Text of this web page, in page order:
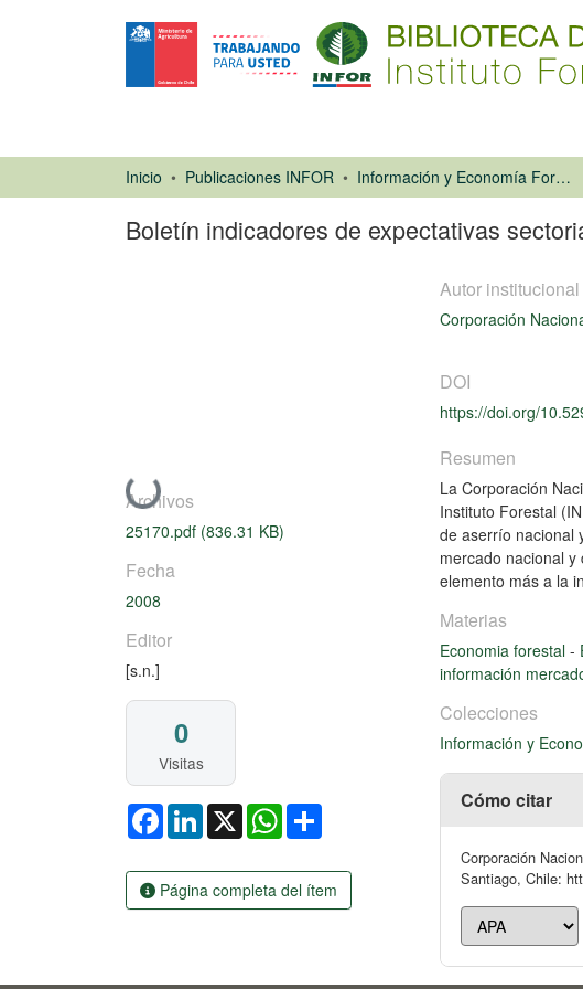
Inicio Publicaciones INFOR Información y Economía Forestal
Boletín indicadores de expectativas
Cargando...
Archivos
25170.pdf (836.31 KB)
Fecha
2008
Editor
[s.n.]
0
Visitas
FacebookLinkedIn
X WhatsApp
Página completa del ítem
Autor institucional
Corporación
DOI
https://doi.org/
Resumen
La Corporación
Instituto Forestal
de aserrío nacional
mercado nacional
elemento más a la
Materias
Economia forestal -
información
Colecciones
Información y
Cómo citar
Corporación
Santiago, Chile: